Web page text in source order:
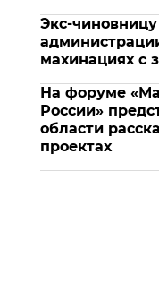
Экс-
махинациях с
На форуме
России»
области
проектах